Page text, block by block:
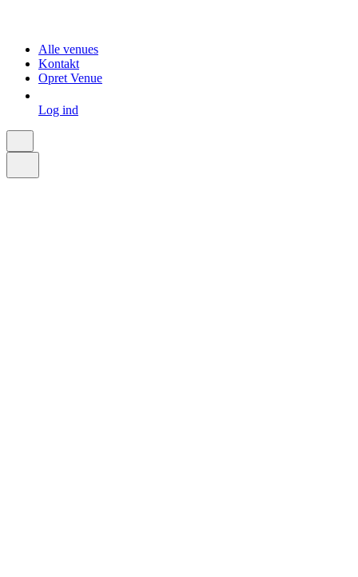
Alle venues
Kontakt
Opret Venue
Log ind